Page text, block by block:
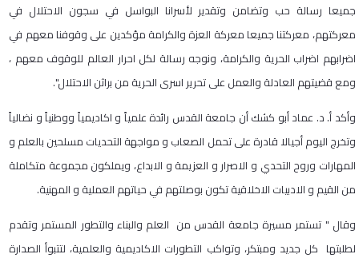
جميعا رسالة حب وتضامن وتقدير لأسرانا البواسل في سجون الاحتلال في
معركتهم، معركتنا جميعا معركة العزة والكرامة مؤكدين على وقوفنا معهم في
اضرابهم اضراب الحرية والكرامة، ونوجه رسالة لكل احرار العالم للوقوف معهم ،
ومع قضيتهم العادلة والعمل على تحرير اسرى الحرية من براثن الاحتلال".
وأكد أ. د. عماد أبو كشك أن جامعة القدس رائدة علمياً و اكاديمياً ووطنياً و نضالياً
وتخرج اليوم أجيالا قادرة على تحمل الصعاب و مواجهة التحديات مسلحين بالعلم و
المهارات وروح التحدي و الاصرار و العزيمة و الابداع، ويملكون مجموعة متكاملة
من القيم و الادبيات الاخلاقية تكون بوصلتهم في حياتهم العملية و المهنية.
وقال " تستمر مسيرة جامعة القدس من العلم والبناء والتطور المستمر وتقدم
لطلبتها كل جديد ومبتكر، وتواكب التطورات الاكاديمية والعلمية، لتتبوأ الصدارة